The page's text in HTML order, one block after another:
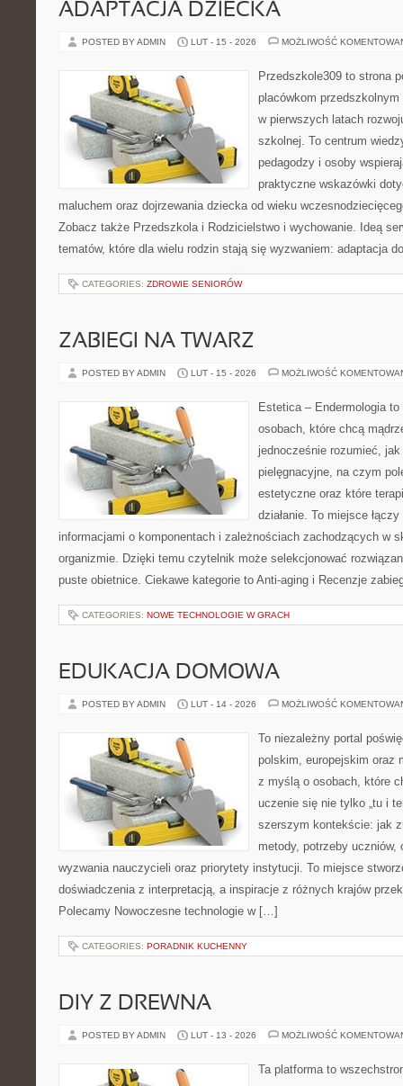
ADAPTACJA DZIECKA
POSTED BY ADMIN LUT - 15 - 2026 MOŻLIWOŚĆ
Przedszkole309 to strona
placówkom
w pierwszych latach
szkolnej. To centrum
pedagodzy i osoby
praktyczne wskazówki
maluchem oraz dojrzewania dziecka od wieku
Zobacz także Przedszkola i Rodzicielstwo i wychowanie. Ideą
tematów, które dla wielu rodzin stają się wyzwaniem: adaptacja
CATEGORIES: ZDROWIE SENIORÓW
ZABIEGI NA TWARZ
POSTED BY ADMIN LUT - 15 - 2026 MOŻLIWOŚĆ
Estetica – Endermologia
osobach, które chcą
jednocześnie rozumieć, jak
pielęgnacyjne, na czym
estetyczne oraz które
działanie. To miejsce
informacjami o komponentach i zależnościach zachodzących w
organizmie. Dzięki temu czytelnik może selekcjonować
puste obietnice. Ciekawe kategorie to Anti-aging i Recenzje
CATEGORIES: NOWE TECHNOLOGIE W GRACH
EDUKACJA DOMOWA
POSTED BY ADMIN LUT - 14 - 2026 MOŻLIWOŚĆ
To niezależny portal
polskim, europejskim oraz
z myślą o osobach, które
uczenie się nie tylko „tu i
szerszym kontekście: jak
metody, potrzeby uczniów,
wyzwania nauczycieli oraz priorytety instytucji. To miejsce
doświadczenia z interpretacją, a inspiracje z różnych krajów
Polecamy Nowoczesne technologie w […]
CATEGORIES: PORADNIK KUCHENNY
DIY Z DREWNA
POSTED BY ADMIN LUT - 13 - 2026 MOŻLIWOŚĆ
Ta platforma to